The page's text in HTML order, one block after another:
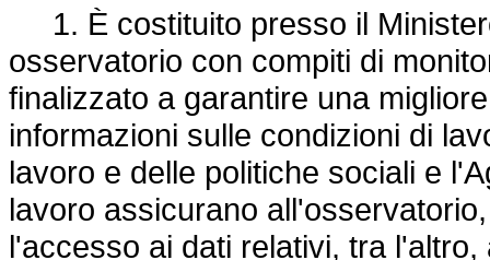
1. È costituito presso il
osservatorio con compiti di
finalizzato a garantire una
informazioni sulle condizioni di
lavoro e delle politiche sociali e
lavoro assicurano
l'accesso ai dati relativi, tra